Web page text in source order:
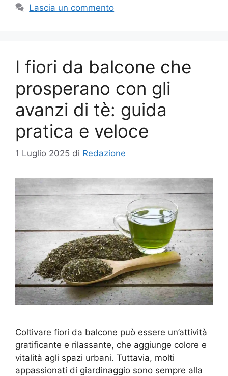
Lascia un commento
I fiori da balcone che
prosperano con gli
avanzi di tè: guida
pratica e veloce
1 Luglio 2025 di Redazione
Coltivare fiori da balcone può essere un’attività
gratificante e rilassante, che aggiunge colore e
vitalità agli spazi urbani. Tuttavia, molti
appassionati di giardinaggio sono sempre alla